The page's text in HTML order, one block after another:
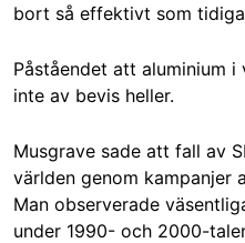
bort så effektivt som
Påståendet att aluminium
inte av bevis heller.
Musgrave sade att fall av
världen genom kampanjer
Man observerade
under 1990- och 2000-